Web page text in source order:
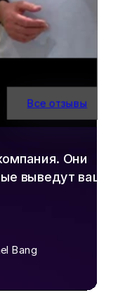
Они
выведут ваш
Bang
Все отзывы